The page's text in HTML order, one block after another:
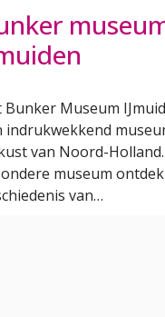
Bunker Museum
indrukwekkend
van Noord-
museum
van…